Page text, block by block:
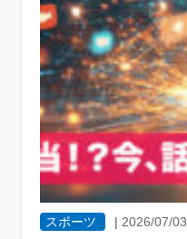
スポーツ | 2026/07/03